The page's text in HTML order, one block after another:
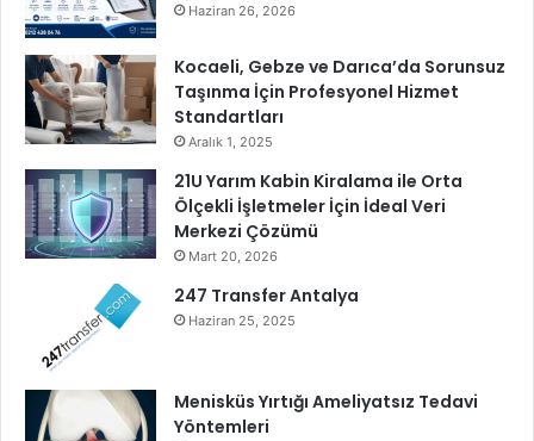
y
a
d
a
u
Haziran 26, 2026
Kocaeli, Gebze ve Darıca’da Sorunsuz
Taşınma İçin Profesyonel Hizmet
Standartları
Aralık 1, 2025
21U Yarım Kabin Kiralama ile Orta
Ölçekli İşletmeler İçin İdeal Veri
Merkezi Çözümü
Mart 20, 2026
247 Transfer Antalya
Haziran 25, 2025
Menisküs Yırtığı Ameliyatsız Tedavi
Yöntemleri